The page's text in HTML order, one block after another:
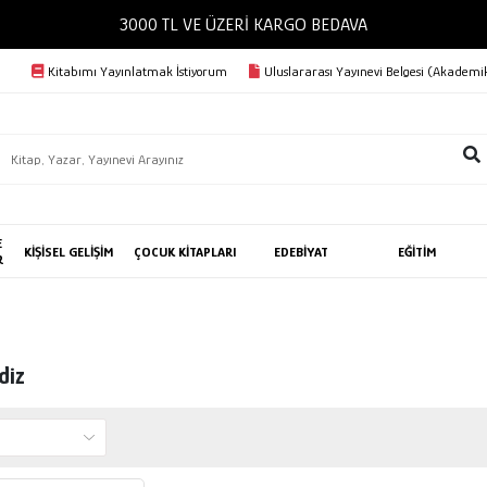
3000 TL VE ÜZERİ KARGO BEDAVA
Kitabımı Yayınlatmak İstiyorum Uluslararası Yayınevi Belgesi
KİŞİSEL GELİŞİM ÇOCUK KİTAPLARI EDEBİYAT EĞİTİM